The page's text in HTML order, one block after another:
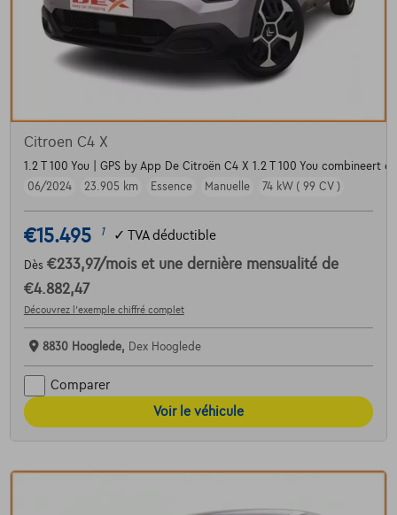
Citroen C4 X
1.2 T 100 You | GPS by App De Citroën C4 X 1.2 T 100 You combineert
06/2024
23.905 km Essence Manuelle 74 kW ( 99 CV )
€15.495 1 ✓ TVA déductible
Dès €233,97/mois et une dernière mensualité de
€4.882,47
Découvrez l’exemple chiffré complet
8830 Hooglede, Dex Hooglede
Comparer
Voir le véhicule